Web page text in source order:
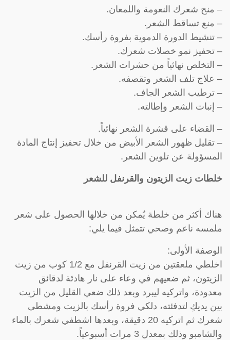
– منح شعرك النعومة واللمعان.
– منع تساقط الشعر.
– تنشيط الدورة الدموية بفروة رأسك.
– تحفيز نمو خصلات شعرك.
– التخلص نهائياً من حشرات الشعر.
– علاج تلف الشعر وتقصفه.
– ترطيب الشعر الجاف.
– إنبات الشعر وإطالته.
– القضاء على قشرة الشعر نهائياً.
– تقليل ظهور الشعر الأبيض من خلال تحفيز إنتاج المادة
المسؤولة عن تلوين الشعر.
خلطات زيت الزيتون والقرنفل للشعر
هناك أكثر من خلطة يُمكن من خلالها الحصول على شعر
ملمسه ناعم وصحي تتمثل فيما يلي:
الوصفة الأولى:
اخلطي ملعقتين من زيت القرنفل مع 1/2 كوب من زيت
الزيتون، ثم ضعيهم في وعاء على نار هادئة لدقائق
معدودة، واتركيه ليبرد وبعد ذلك ضعي القليل من الزيت
بين يديكِ لتدفئته، دلكي فروة رأسك بالزيت ومشطى
شعرك ثم اتركيه 20 دقيقة، وبعدها اشطفي شعرك بالماء
والشامبو وذلك بمعدل 3 مرات أسبوعياً.